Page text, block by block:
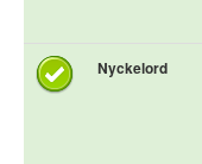
Nyckelord